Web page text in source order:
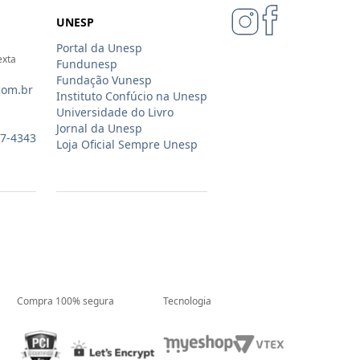
4343
UNESP
Portal da Unesp
Fundunesp
Fundação Vunesp
Instituto Confúcio na Unesp
Universidade do Livro
Jornal da Unesp
Loja Oficial Sempre Unesp
Compra 100% segura Tecnologia